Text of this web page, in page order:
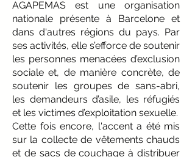
AGAPEMAS est une organisation
nationale présente à Barcelone et
dans d'autres régions du pays. Par
ses activités, elle s’efforce de soutenir
les personnes menacées d’exclusion
sociale et, de manière concrète, de
soutenir les groupes de sans-abri,
les demandeurs d’asile, les réfugiés
et les victimes d’exploitation sexuelle.
Cette fois encore, l'accent a été mis
sur la collecte de vêtements chauds
et de sacs de couchage à distribuer